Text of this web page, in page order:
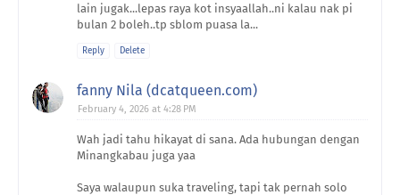
lain jugak...lepas raya kot insyaallah..ni kalau nak pi
bulan 2 boleh..tp sblom puasa la...
Reply Delete
fanny Nila (dcatqueen.com)
February 4, 2026 at 4:28 PM
Wah jadi tahu hikayat di sana. Ada hubungan dengan
Minangkabau juga yaa
Saya walaupun suka traveling, tapi tak pernah solo